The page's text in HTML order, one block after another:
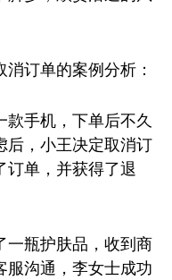
订单的案例分析：
款手机，下单后不久
后，小王决定取消订
订单，并获得了退
一瓶护肤品，收到商
服沟通，李女士成功